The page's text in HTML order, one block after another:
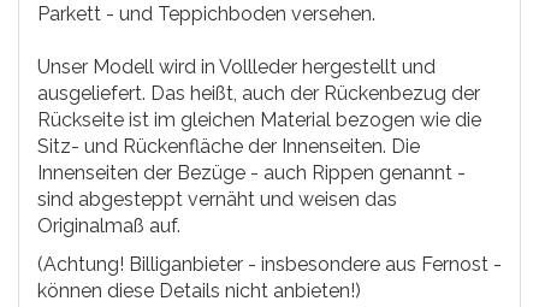
Parkett - und Teppichboden versehen.
Unser Modell wird in Vollleder hergestellt und
ausgeliefert. Das heißt, auch der Rückenbezug der
Rückseite ist im gleichen Material bezogen wie die
Sitz- und Rückenfläche der Innenseiten. Die
Innenseiten der Bezüge - auch Rippen genannt -
sind abgesteppt vernäht und weisen das
Originalmaß auf.
(Achtung! Billiganbieter - insbesondere aus Fernost -
können diese Details nicht anbieten!)